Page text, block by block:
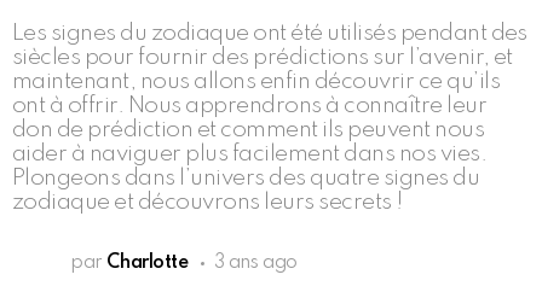
Les signes du zodiaque ont été utilisés pendant des
siècles pour fournir des prédictions sur l’avenir, et
maintenant, nous allons enfin découvrir ce qu’ils
ont à offrir. Nous apprendrons à connaître leur
don de prédiction et comment ils peuvent nous
aider à naviguer plus facilement dans nos vies.
Plongeons dans l’univers des quatre signes du
zodiaque et découvrons leurs secrets !
par Charlotte 3 ans ago